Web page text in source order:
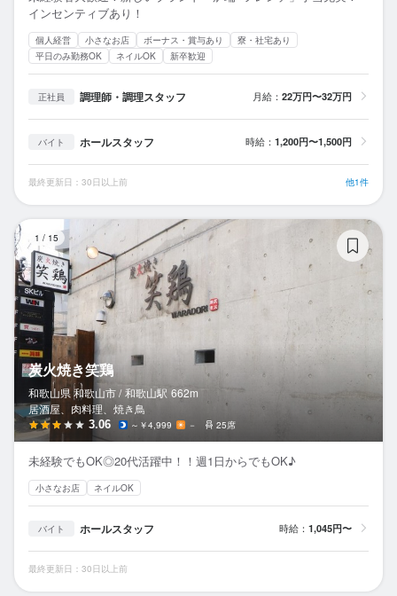
インセンティブあり！
個人経営 小さなお店 ボーナス・賞与あり
寮・社宅あり
平日のみ勤務OK
ネイルOK 新卒歓迎
正社員 調理師・調理スタッフ 月給： 22万円〜32万円
バイト ホールスタッフ 時給： 1,200円〜1,500円
最終更新日：30日以上前 他1件
1 / 15
炭火焼き笑鶏
和歌山県 和歌山市 / 和歌山駅 662m
居酒屋、肉料理、焼き鳥
3.06 ～￥4,999 － 25席
未経験でもOK◎20代活躍中！！週1日からでもOK♪
小さなお店 ネイルOK
バイト ホールスタッフ 時給： 1,045円〜
最終更新日：30日以上前